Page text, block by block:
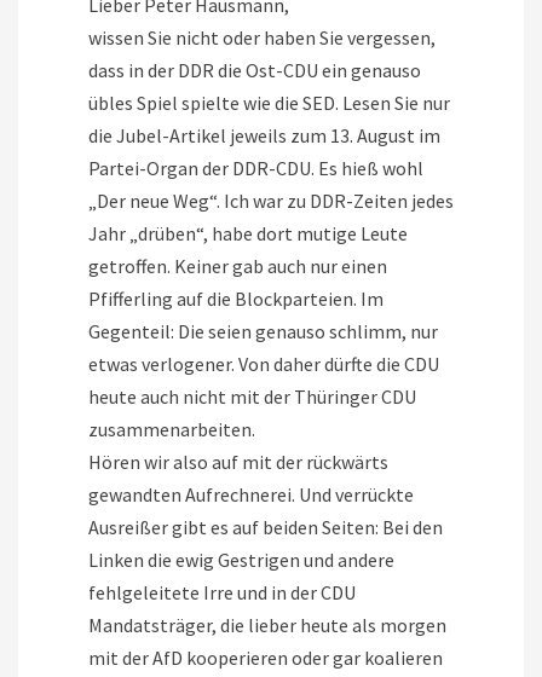
Lieber Peter Hausmann,
wissen Sie nicht oder haben Sie vergessen,
dass in der DDR die Ost-CDU ein genauso
übles Spiel spielte wie die SED. Lesen Sie nur
die Jubel-Artikel jeweils zum 13. August im
Partei-Organ der DDR-CDU. Es hieß wohl
„Der neue Weg“. Ich war zu DDR-Zeiten jedes
Jahr „drüben“, habe dort mutige Leute
getroffen. Keiner gab auch nur einen
Pfifferling auf die Blockparteien. Im
Gegenteil: Die seien genauso schlimm, nur
etwas verlogener. Von daher dürfte die CDU
heute auch nicht mit der Thüringer CDU
zusammenarbeiten.
Hören wir also auf mit der rückwärts
gewandten Aufrechnerei. Und verrückte
Ausreißer gibt es auf beiden Seiten: Bei den
Linken die ewig Gestrigen und andere
fehlgeleitete Irre und in der CDU
Mandatsträger, die lieber heute als morgen
mit der AfD kooperieren oder gar koalieren